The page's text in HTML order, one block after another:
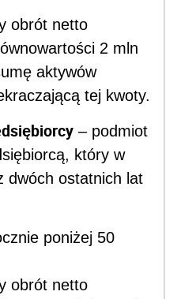
obrót netto
2 mln
aktywów
tej kwoty.
– podmiot
który w
dwóch ostatnich lat
poniżej 50
obrót netto